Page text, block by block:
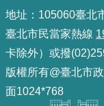
權
及
資
訊
安
地址：105060臺北
臺北市民當家熱線
卡除外）或撥
版權所有@臺北市
面1024*768